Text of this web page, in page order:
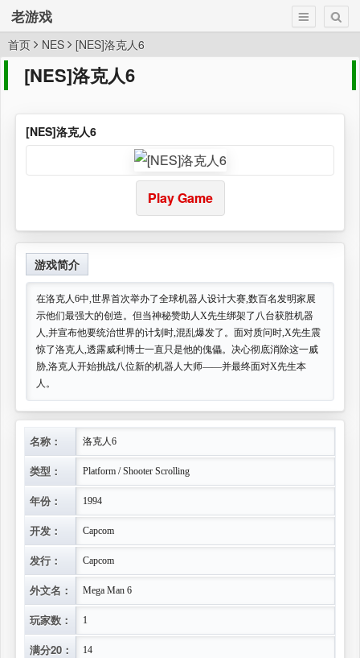
老游戏
首页 NES [NES]洛克人6
[NES]洛克人6
[NES]洛克人6
Play Game
游戏简介
在洛克人6中,世界首次举办了全球机器人设计大赛,数百名发明家展
示他们最强大的创造。但当神秘赞助人X先生绑架了八台获胜机器
人,并宣布他要统治世界的计划时,混乱爆发了。面对质问时,X先生震
惊了洛克人,透露威利博士一直只是他的傀儡。决心彻底消除这一威
胁,洛克人开始挑战八位新的机器人大师——并最终面对X先生本
人。
名称： 洛克人6
类型： Platform / Shooter Scrolling
年份： 1994
开发： Capcom
发行： Capcom
外文名： Mega Man 6
玩家数： 1
满分20： 14